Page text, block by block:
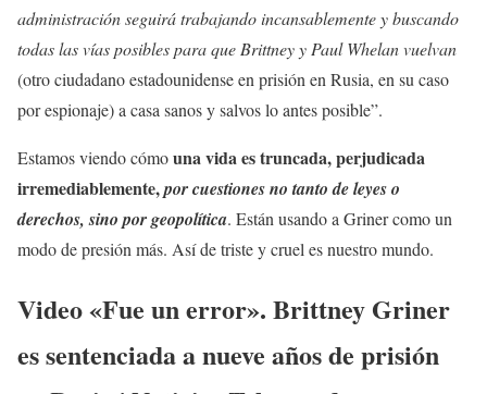
administración seguirá trabajando incansablemente y buscando
todas las vías posibles para que Brittney y Paul Whelan vuelvan
(otro ciudadano estadounidense en prisión en Rusia, en su caso
por espionaje) a casa sanos y salvos lo antes posible”.
Estamos viendo cómouna vida es truncada, perjudicada
irremediablemente,por cuestiones no tanto de leyes o
derechos, sino por geopolítica. Están usando a Griner como un
modo de presión más. Así de triste y cruel es nuestro mundo.
Video «Fue un error». Brittney Griner
es sentenciada a nueve años de prisión